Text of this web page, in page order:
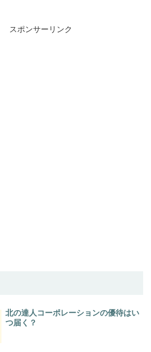
スポンサーリンク
北の達人コーポレーションの優待はい
つ届く？